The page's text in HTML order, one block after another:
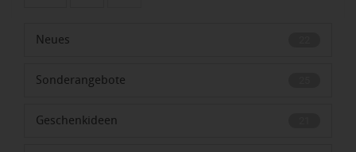
Neues
Sonderangebote
Geschenkideen